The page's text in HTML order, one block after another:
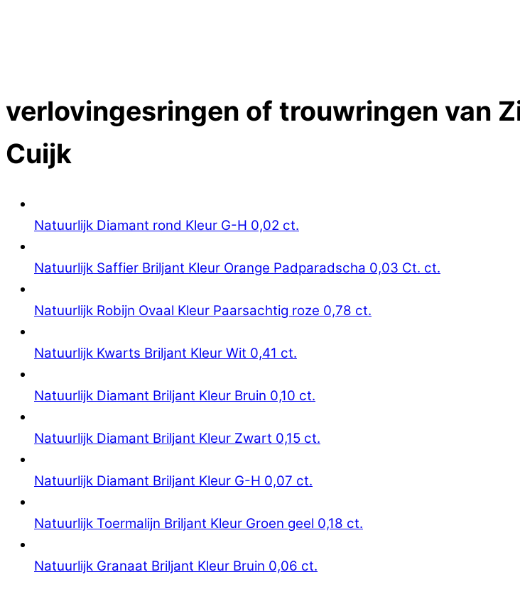
verlovingesringen of trouwringen van
Cuijk
Natuurlijk Diamant rond Kleur G-H 0,02 ct.
Natuurlijk Saffier Briljant Kleur Orange Padparadscha 0,03 Ct. ct.
Natuurlijk Robijn Ovaal Kleur Paarsachtig roze 0,78 ct.
Natuurlijk Kwarts Briljant Kleur Wit 0,41 ct.
Natuurlijk Diamant Briljant Kleur Bruin 0,10 ct.
Natuurlijk Diamant Briljant Kleur Zwart 0,15 ct.
Natuurlijk Diamant Briljant Kleur G-H 0,07 ct.
Natuurlijk Toermalijn Briljant Kleur Groen geel 0,18 ct.
Natuurlijk Granaat Briljant Kleur Bruin 0,06 ct.